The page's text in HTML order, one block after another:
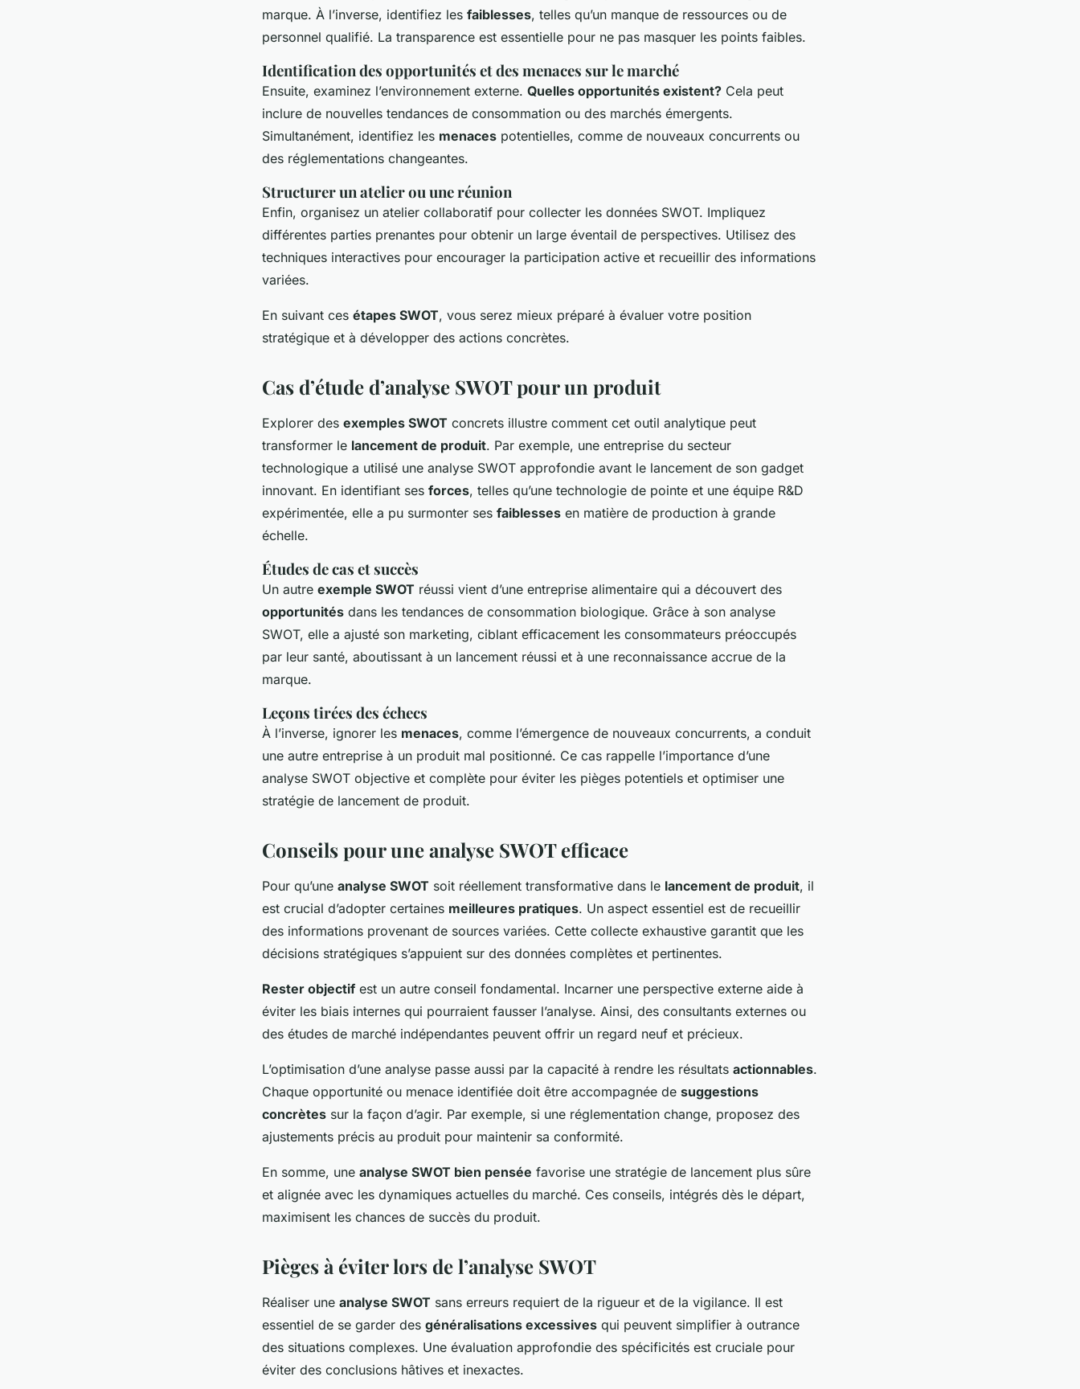
marque. À l’inverse, identifiez les faiblesses, telles qu’un manque de ressources ou de
personnel qualifié. La transparence est essentielle pour ne pas masquer les points faibles.
Identification des opportunités et des menaces sur le marché
Ensuite, examinez l’environnement externe. Quelles opportunités existent? Cela peut
inclure de nouvelles tendances de consommation ou des marchés émergents.
Simultanément, identifiez les menaces potentielles, comme de nouveaux concurrents ou
des réglementations changeantes.
Structurer un atelier ou une réunion
Enfin, organisez un atelier collaboratif pour collecter les données SWOT. Impliquez
différentes parties prenantes pour obtenir un large éventail de perspectives. Utilisez des
techniques interactives pour encourager la participation active et recueillir des informations
variées.
En suivant ces étapes SWOT, vous serez mieux préparé à évaluer votre position
stratégique et à développer des actions concrètes.
Cas d’étude d’analyse SWOT pour un produit
Explorer des exemples SWOT concrets illustre comment cet outil analytique peut
transformer le lancement de produit. Par exemple, une entreprise du secteur
technologique a utilisé une analyse SWOT approfondie avant le lancement de son gadget
innovant. En identifiant ses forces, telles qu’une technologie de pointe et une équipe R&D
expérimentée, elle a pu surmonter ses faiblesses en matière de production à grande
échelle.
Études de cas et succès
Un autre exemple SWOT réussi vient d’une entreprise alimentaire qui a découvert des
opportunités dans les tendances de consommation biologique. Grâce à son analyse
SWOT, elle a ajusté son marketing, ciblant efficacement les consommateurs préoccupés
par leur santé, aboutissant à un lancement réussi et à une reconnaissance accrue de la
marque.
Leçons tirées des échecs
À l’inverse, ignorer les menaces, comme l’émergence de nouveaux concurrents, a conduit
une autre entreprise à un produit mal positionné. Ce cas rappelle l’importance d’une
analyse SWOT objective et complète pour éviter les pièges potentiels et optimiser une
stratégie de lancement de produit.
Conseils pour une analyse SWOT efficace
Pour qu’une analyse SWOT soit réellement transformative dans le lancement de produit, il
est crucial d’adopter certaines meilleures pratiques. Un aspect essentiel est de recueillir
des informations provenant de sources variées. Cette collecte exhaustive garantit que les
décisions stratégiques s’appuient sur des données complètes et pertinentes.
Rester objectif est un autre conseil fondamental. Incarner une perspective externe aide à
éviter les biais internes qui pourraient fausser l’analyse. Ainsi, des consultants externes ou
des études de marché indépendantes peuvent offrir un regard neuf et précieux.
L’optimisation d’une analyse passe aussi par la capacité à rendre les résultats actionnables.
Chaque opportunité ou menace identifiée doit être accompagnée de suggestions
concrètes sur la façon d’agir. Par exemple, si une réglementation change, proposez des
ajustements précis au produit pour maintenir sa conformité.
En somme, une analyse SWOT bien pensée favorise une stratégie de lancement plus sûre
et alignée avec les dynamiques actuelles du marché. Ces conseils, intégrés dès le départ,
maximisent les chances de succès du produit.
Pièges à éviter lors de l’analyse SWOT
Réaliser une analyse SWOT sans erreurs requiert de la rigueur et de la vigilance. Il est
essentiel de se garder des généralisations excessives qui peuvent simplifier à outrance
des situations complexes. Une évaluation approfondie des spécificités est cruciale pour
éviter des conclusions hâtives et inexactes.